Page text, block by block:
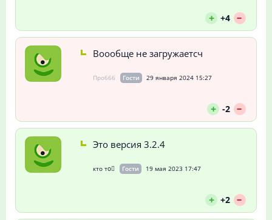
+ +4 --
Воообще не загружаетсч
Про666 Гости 29 января 2024 15:27
+ -2 --
Это версия 3.2.4
кто то⃢ Гости 19 мая 2023 17:47
+ +2 --